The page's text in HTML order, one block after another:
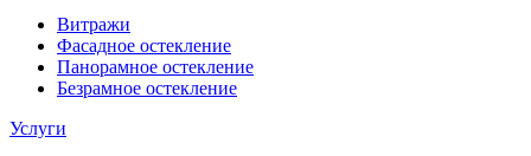
Витражи
Фасадное остекление
Панорамное остекление
Безрамное остекление
Услуги